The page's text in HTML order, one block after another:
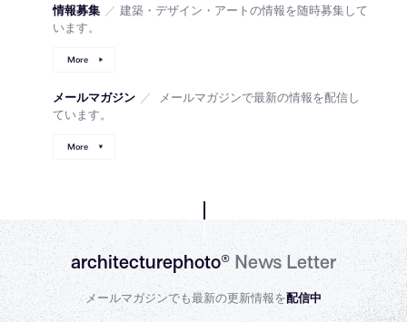
情報募集 ／ 建築・デザイン・アートの情報を随時募集して
います。
More
メールマガジン ／
メールマガジンで最新の情報を配信し
ています。
More
architecturephoto®News Letter
メールマガジンでも最新の更新情報を配信中